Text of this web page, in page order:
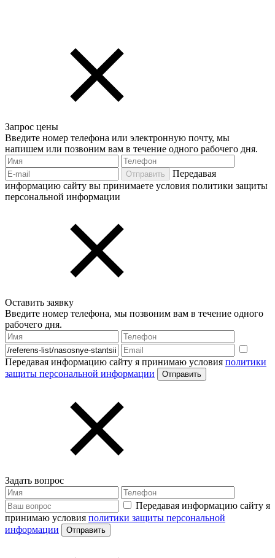
Запрос цены
Введите номер телефона или электронную почту, мы
напишем или позвоним вам в течение одного рабочего дня.
Отправить
Передавая
информацию сайту вы принимаете условия политики защиты
персональной информации
Оставить заявку
Введите номер телефона, мы позвоним вам в течение одного
рабочего дня.
Передавая информацию сайту я принимаю условия политики
защиты персональной информации
Задать вопрос
Передавая информацию сайту я
принимаю условия политики защиты персональной
информации